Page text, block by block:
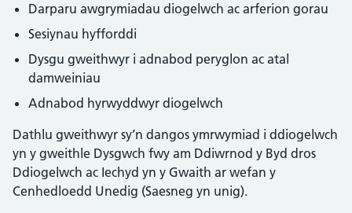
Darparu awgrymiadau diogelwch ac arferion gorau
Sesiynau hyfforddi
Dysgu gweithwyr i adnabod peryglon ac atal
damweiniau
Adnabod hyrwyddwyr diogelwch
Dathlu gweithwyr sy’n dangos ymrwymiad i ddiogelwch
yn y gweithle Dysgwch fwy am Ddiwrnod y Byd dros
Ddiogelwch ac Iechyd yn y Gwaith ar wefan y
Cenhedloedd Unedig (Saesneg yn unig).